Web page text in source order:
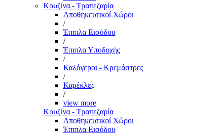
Κουζίνα - Τραπεζαρία
Αποθηκευτικοί Χώροι
/
Έπιπλα Εισόδου
/
Έπιπλα Υποδοχής
/
Καλόγεροι - Κρεμάστρες
/
Καρέκλες
/
view more
Κουζίνα - Τραπεζαρία
Αποθηκευτικοί Χώροι
Έπιπλα Εισόδου